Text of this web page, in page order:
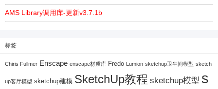
AMS Library调用库-更新v3.7.1b
标签
Chiris Fullmer Enscape enscape材质库 Fredo Lumion sketchup卫生间模型 sketch
up客厅模型 sketchup建模 SketchUp教程 sketchup模型 s